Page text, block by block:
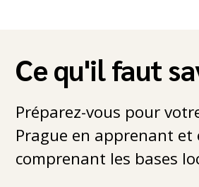
Ce qu'il faut
Préparez-vous pour
Prague en apprenant et
comprenant les bases